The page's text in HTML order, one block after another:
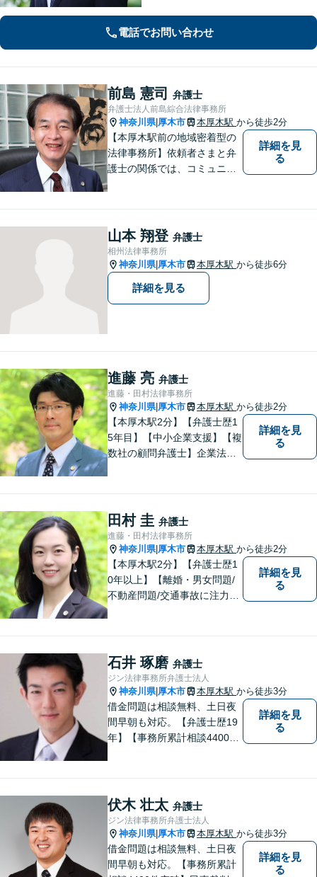
権回収など幅広く対応。面談の際に
は、傾聴と共感を大切にしています。
一人で抱え込まずにご連絡ください。
電話でお問い合わせ
前島 憲司 弁護士
弁護士法人前島綜合法律事務所
神奈川県| 厚木市 本厚木駅 から徒歩2分
【本厚木駅前の地域密着型の
法律事務所】依頼者さまと弁
護士の関係では、コミュニケ
B面談可】【本厚木駅1分】
詳細を見
る
山本 翔登 弁護士
相州法律事務所
神奈川県| 厚木市 本厚木駅 から徒歩6分
詳細を見る
進藤 亮 弁護士
進藤・田村法律事務所
神奈川県| 厚木市 本厚木駅 から徒歩2分
【本厚木駅2分】【弁護士歴1
5年目】【中小企業支援】【複
数社の顧問弁護士】企業法
般民事…交通事故｜労働｜不
動産｜相続｜借金問題
詳細を見
る
田村 圭 弁護士
進藤・田村法律事務所
神奈川県| 厚木市 本厚木駅 から徒歩2分
【本厚木駅2分】【弁護士歴1
0年以上】【離婚・男女問題/
不動産問題/交通事故に注力】
う、全力でサポートします。
詳細を見
る
石井 琢磨 弁護士
ジン法律事務所弁護士法人
神奈川県| 厚木市 本厚木駅 から徒歩3分
借金問題は相談無料、土日夜
間早朝も対応。【弁護士歴19
年】【事務所累計相談4400件
男女問題
詳細を見
る
伏木 壮太 弁護士
ジン法律事務所弁護士法人
神奈川県| 厚木市 本厚木駅 から徒歩3分
借金問題は相談無料、土日夜
間早朝も対応。【事務所累計
詳細を見
る